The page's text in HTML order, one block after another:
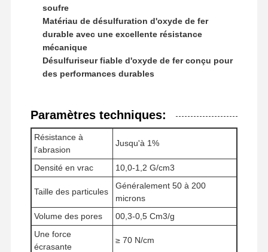
soufre
Matériau de désulfuration d'oxyde de fer
durable avec une excellente résistance
mécanique
Désulfuriseur fiable d'oxyde de fer conçu pour
des performances durables
Paramètres techniques:
Résistance à
l'abrasion
Jusqu'à 1%
Densité en vrac 10,0-1,2 G/cm3
Taille des particules
Généralement 50 à 200
microns
Volume des pores
00,3-0,5 Cm3/g
Une force
écrasante
≥ 70 N/cm